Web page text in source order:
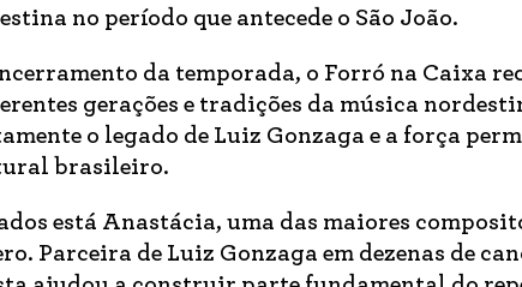
no período que antecede o São João.
da temporada, o Forró na Caixa
gerações e tradições da música
o legado de Luiz Gonzaga e a força
brasileiro.
está Anastácia, uma das maiores
Parceira de Luiz Gonzaga em dezenas de